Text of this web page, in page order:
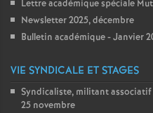
Lettre académique spéciale
Newsletter 2025, décembre
Bulletin académique - Janvier
VIE SYNDICALE ET STAGES
Syndicaliste, militant associatif
25 novembre